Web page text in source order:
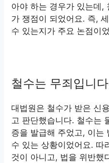
아야 하는 경우가 있는데,
가 쟁점이 되었어요. 즉,
수 있는지가 주요 논점이
철수는 무죄입니
대법원은 철수가 받은 신
고 판단했습니다. 철수는
증을 발급해 주었고, 이는
수 있는 상황이었어요. 따
것이 아니고, 법을 위반했